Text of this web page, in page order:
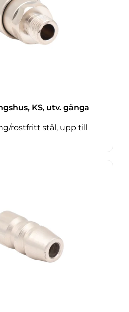
KS, utv. gänga
rostfritt stål, upp till